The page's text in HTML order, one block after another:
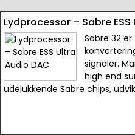
Lydprocessor – Sabre
Sabre 32
signaler.
high end
udelukkende Sabre chips,